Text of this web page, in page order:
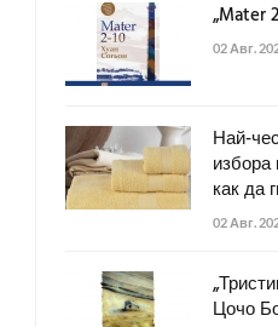
„Mater
02 Авг.
Най-
избора
как да
02 Авг.
Цочо